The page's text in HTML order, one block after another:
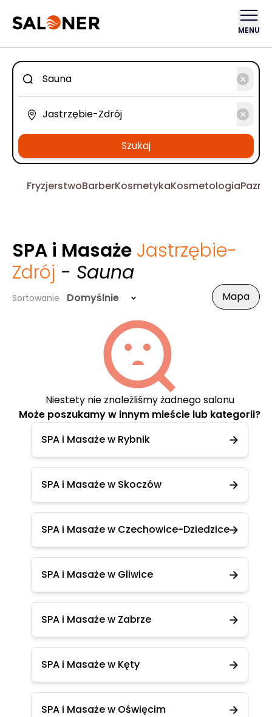
MENU
Szukaj
FryzjerstwoBarberKosmetykaKosmetologia
SPA i Masaże Jastrzębie-
Zdrój - Sauna
Sortowanie Domyślnie Mapa
Niestety nie znaleźliśmy żadnego salonu
Może poszukamy w innym mieście lub kategorii?
SPA i Masaże w Rybnik
SPA i Masaże w Skoczów
SPA i Masaże w Czechowice-Dziedzice
SPA i Masaże w Gliwice
SPA i Masaże w Zabrze
SPA i Masaże w Kęty
SPA i Masaże w Oświęcim